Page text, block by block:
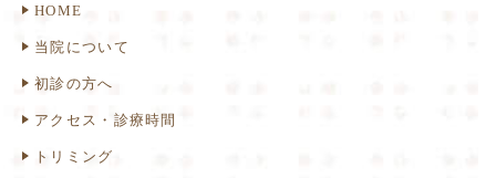
HOME
当院について
初診の方へ
アクセス・診療時間
トリミング